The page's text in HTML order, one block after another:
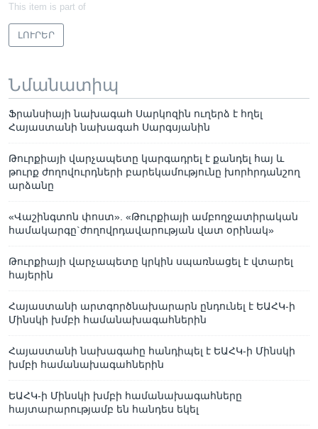
This item is part of
ԼՈՒՐԵՐ
Նմանատիպ
Ֆրանսիայի նախագահ Սարկոզին ուղերձ է հղել
Հայաստանի նախագահ Սարգսյանին
Թուրքիայի վարչապետը կարգադրել է քանդել հայ և
թուրք ժողովուրդների բարեկամությունը խորհրդանշող
արձանը
«Վաշինգտոն փոստ». «Թուրքիայի ամբողջատիրական
համակարգը`ժողովրդավարության վատ օրինակ»
Թուրքիայի վարչապետը կրկին սպառնացել է վտարել
հայերին
Հայաստանի արտգործնախարարն ընդունել է ԵԱՀԿ-ի
Մինսկի խմբի համանախագահներին
Հայաստանի նախագահը հանդիպել է ԵԱՀԿ-ի Մինսկի
խմբի համանախագահներին
ԵԱՀԿ-ի Մինսկի խմբի համանախագահները
հայտարարությամբ են հանդես եկել